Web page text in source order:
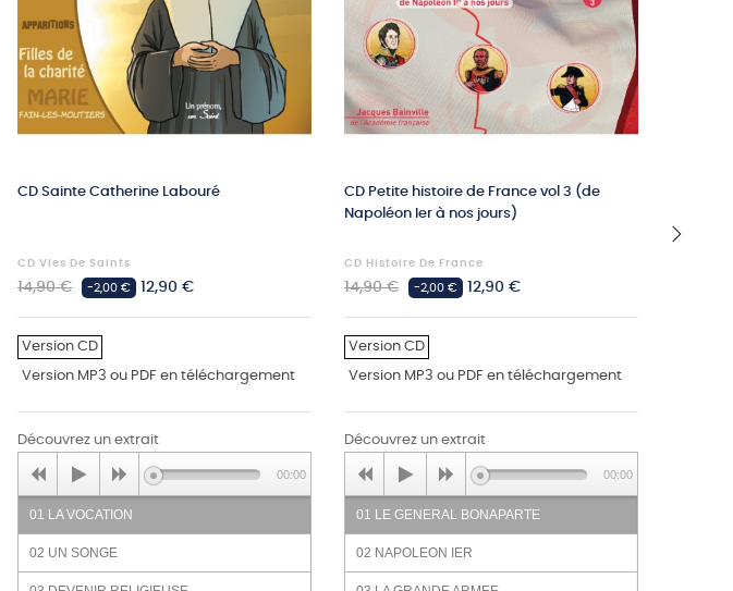
CD Sainte Catherine Labouré
CD Vies De Saints
Prix
14,90 € -2,00 € Prix
12,90 €
Version CD
Version MP3 ou PDF en téléchargement
Découvrez un extrait
01 LA VOCATION
02 UN SONGE
00:00
CD Petite histoire de France vol 3 (de
Napoléon Ier à nos jours)
CD Histoire De France
Prix
14,90 € -2,00 € Prix
12,90 €
Version CD
Version MP3 ou PDF en téléchargement
Découvrez un extrait
01 LE GENERAL BONAPARTE
02 NAPOLEON IER
00:00